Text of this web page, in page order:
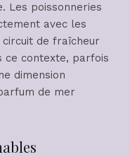
Les poissonneries
avec les
de fraîcheur
ce contexte, parfois
dimension
de mer